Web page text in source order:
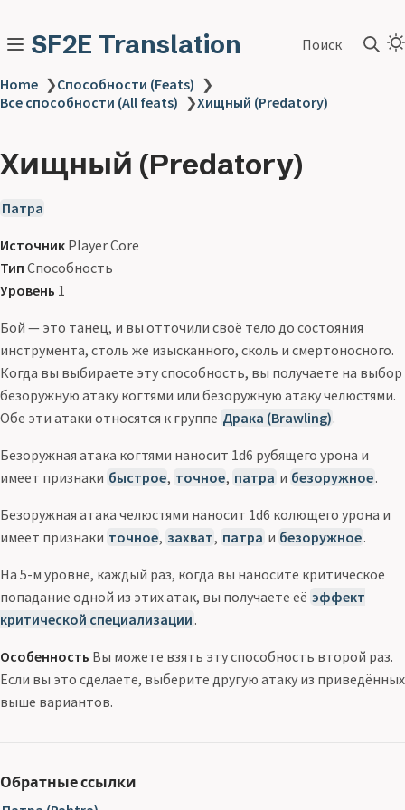
SF2E Translation Поиск
Home ❯Способности (Feats) ❯
Все способности (All feats) ❯Хищный (Predatory)
Хищный (Predatory)
Патра
Источник Player Core
Тип Способность
Уровень 1
Бой — это танец, и вы отточили своё тело до состояния
инструмента, столь же изысканного, сколь и смертоносного.
Когда вы выбираете эту способность, вы получаете на выбор
безоружную атаку когтями или безоружную атаку челюстями.
Обе эти атаки относятся к группе Драка (Brawling).
Безоружная атака когтями наносит 1d6 рубящего урона и
имеет признаки быстрое, точное, патра и безоружное.
Безоружная атака челюстями наносит 1d6 колющего урона и
имеет признаки точное, захват, патра и безоружное.
На 5-м уровне, каждый раз, когда вы наносите критическое
попадание одной из этих атак, вы получаете её эффект
критической специализации .
Особенность Вы можете взять эту способность второй раз.
Если вы это сделаете, выберите другую атаку из приведённых
выше вариантов.
Обратные ссылки